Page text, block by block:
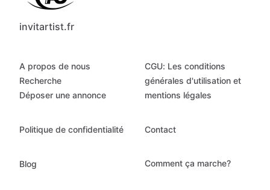
invitartist.fr
A propos de nous
Recherche
Déposer une annonce
CGU: Les conditions
générales d'utilisation et
mentions légales
Politique de confidentialité Contact
Blog Comment ça marche?